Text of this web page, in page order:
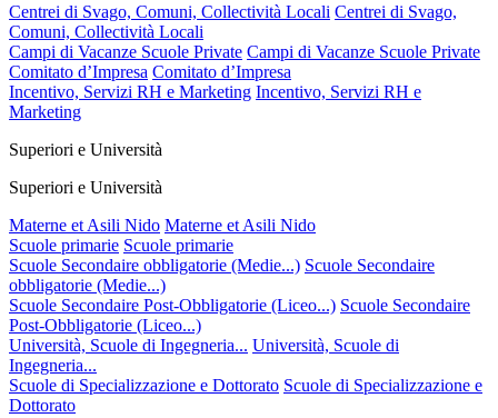
Centrei di Svago, Comuni, Collectività Locali Centrei di Svago,
Comuni, Collectività Locali
Campi di Vacanze Scuole Private Campi di Vacanze Scuole Private
Comitato d’Impresa Comitato d’Impresa
Incentivo, Servizi RH e Marketing Incentivo, Servizi RH e
Marketing
Superiori e Università
Superiori e Università
Materne et Asili Nido Materne et Asili Nido
Scuole primarie Scuole primarie
Scuole Secondaire obbligatorie (Medie...) Scuole Secondaire
obbligatorie (Medie...)
Scuole Secondaire Post-Obbligatorie (Liceo...) Scuole Secondaire
Post-Obbligatorie (Liceo...)
Università, Scuole di Ingegneria... Università, Scuole di
Ingegneria...
Scuole di Specializzazione e Dottorato Scuole di Specializzazione e
Dottorato